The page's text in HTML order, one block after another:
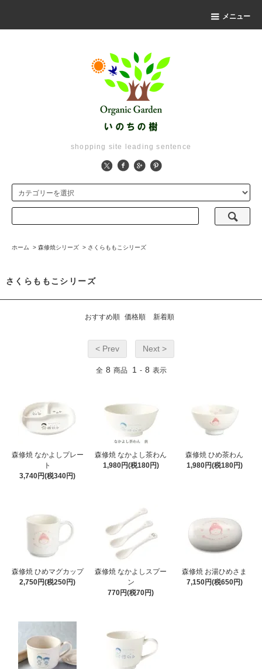
メニュー
shopping site leading sentence
ホーム > 森修焼シリーズ > さくらももこシリーズ
さくらももこシリーズ
おすすめ順 価格順 新着順
< Prev Next >
全 8 商品 1 - 8 表示
森修焼 なかよしプレー
ト
3,740円(税340円)
森修焼 なかよし茶わん
1,980円(税180円)
森修焼 ひめ茶わん
1,980円(税180円)
森修焼 ひめマグカップ
2,750円(税250円)
森修焼 なかよしスプー
ン
770円(税70円)
森修焼 お湯ひめさま
7,150円(税650円)